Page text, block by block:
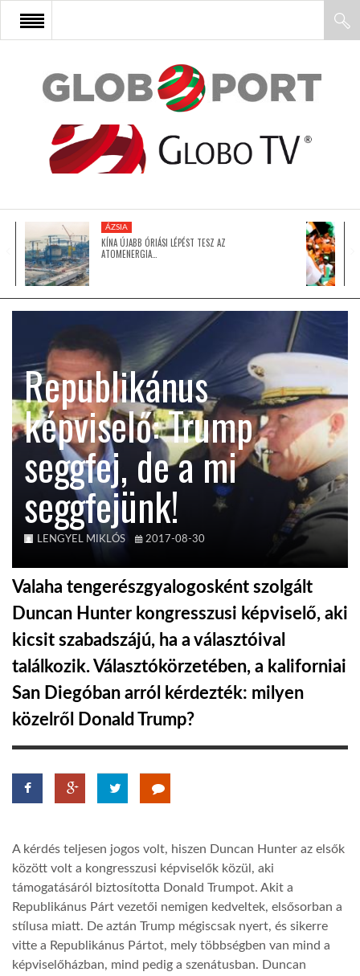
FŐOLDAL
AFRIKA
ÁZSIA
LATIN-AMERIKA
KÖZEL-KELET
AUSZTRÁLIA
A VILÁG ITTHON
HÍR3D
GLOBOTV
AFRIKA TUDÁSTÁR
A NAP SZÉPE
LINKTR.EE
ÁZSIA
KÍNA ÚJABB ÓRIÁSI LÉPÉST TESZ AZ
ATOMENERGIA…
Republikánus
képviselő: Trump
seggfej, de a mi
seggfejünk!
LENGYEL MIKLÓS 2017-08-30
Valaha tengerészgyalogosként szolgált
Duncan Hunter kongresszusi képviselő, aki
kicsit szabadszájú, ha a választóival
találkozik. Választókörzetében, a kaliforniai
San Diegóban arról kérdezték: milyen
közelről Donald Trump?
A kérdés teljesen jogos volt, hiszen Duncan Hunter az elsők
között volt a kongresszusi képviselők közül, aki
támogatásáról biztosította Donald Trumpot. Akit a
Republikánus Párt vezetői nemigen kedveltek, elsősorban a
stílusa miatt. De aztán Trump mégiscsak nyert, és sikerre
vitte a Republikánus Pártot, mely többségben van mind a
képviselőházban, mind pedig a szenátusban. Duncan